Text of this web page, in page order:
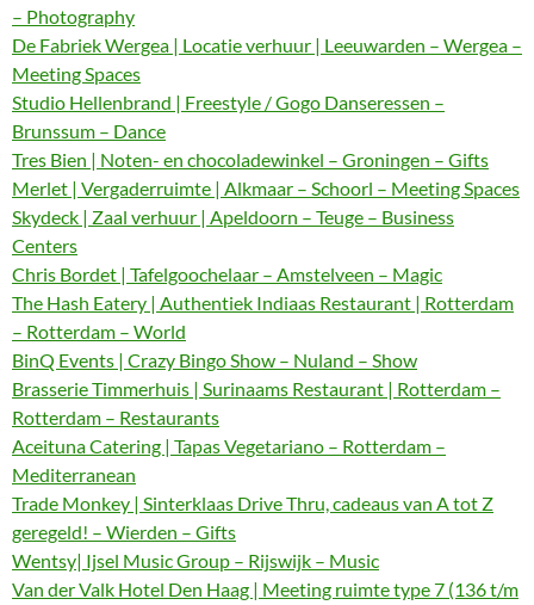
– Photography
De Fabriek Wergea | Locatie verhuur | Leeuwarden – Wergea –
Meeting Spaces
Studio Hellenbrand | Freestyle / Gogo Danseressen –
Brunssum – Dance
Tres Bien | Noten- en chocoladewinkel – Groningen – Gifts
Merlet | Vergaderruimte | Alkmaar – Schoorl – Meeting Spaces
Skydeck | Zaal verhuur | Apeldoorn – Teuge – Business
Centers
Chris Bordet | Tafelgoochelaar – Amstelveen – Magic
The Hash Eatery | Authentiek Indiaas Restaurant | Rotterdam
– Rotterdam – World
BinQ Events | Crazy Bingo Show – Nuland – Show
Brasserie Timmerhuis | Surinaams Restaurant | Rotterdam –
Rotterdam – Restaurants
Aceituna Catering | Tapas Vegetariano – Rotterdam –
Mediterranean
Trade Monkey | Sinterklaas Drive Thru, cadeaus van A tot Z
geregeld! – Wierden – Gifts
Wentsy| Ijsel Music Group – Rijswijk – Music
Van der Valk Hotel Den Haag | Meeting ruimte type 7 (136 t/m